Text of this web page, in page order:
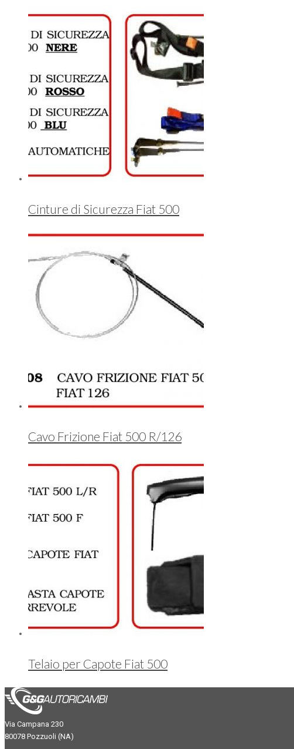
Cinture di Sicurezza Fiat 500
Cavo Frizione Fiat 500 R/126
Telaio per Capote Fiat 500
Via Campana 230
80078 Pozzuoli (NA)